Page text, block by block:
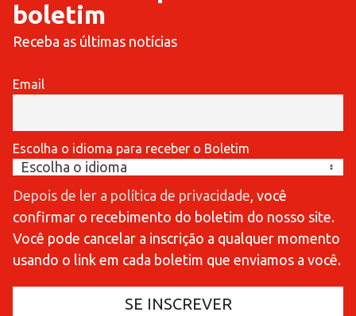
boletim
Receba as últimas notícias
Email
Escolha o idioma para receber o Boletim
Depois de ler a política de privacidade, você
confirmar o recebimento do boletim do nosso site.
Você pode cancelar a inscrição a qualquer momento
usando o link em cada boletim que enviamos a você.